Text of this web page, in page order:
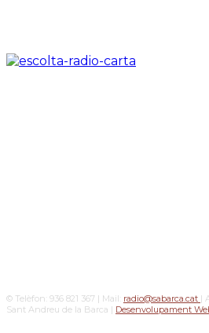
© Telèfon: 936 821 367 | Mail: radio@sabarca.cat |
Sant Andreu de la Barca | Desenvolupament